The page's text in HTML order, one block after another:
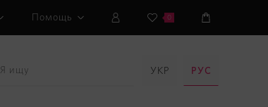
УКР РУС
Помощь 0